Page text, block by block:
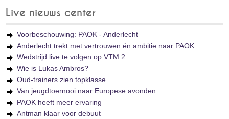
Live nieuws center
Voorbeschouwing: PAOK - Anderlecht
Anderlecht trekt met vertrouwen én ambitie naar PAOK
Wedstrijd live te volgen op VTM 2
Wie is Lukas Ambros?
Oud-trainers zien topklasse
Van jeugdtoernooi naar Europese avonden
PAOK heeft meer ervaring
Antman klaar voor debuut